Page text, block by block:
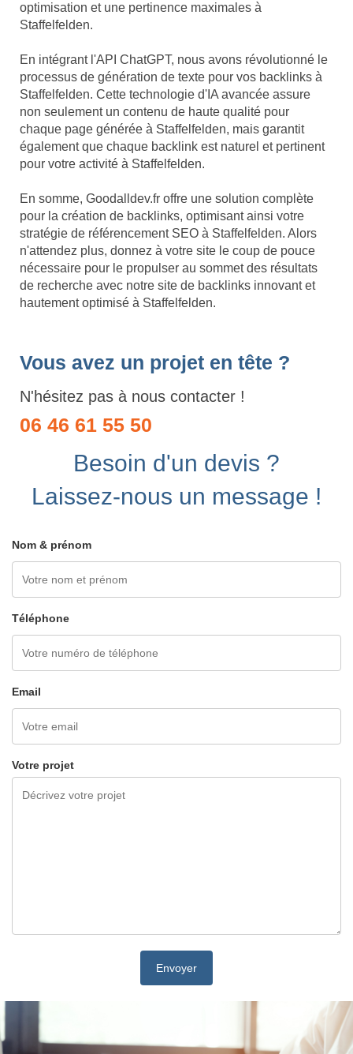
optimisation et une pertinence maximales à
Staffelfelden.
En intégrant l'API ChatGPT, nous avons révolutionné le
processus de génération de texte pour vos backlinks à
Staffelfelden. Cette technologie d'IA avancée assure
non seulement un contenu de haute qualité pour
chaque page générée à Staffelfelden, mais garantit
également que chaque backlink est naturel et pertinent
pour votre activité à Staffelfelden.
En somme, Goodalldev.fr offre une solution complète
pour la création de backlinks, optimisant ainsi votre
stratégie de référencement SEO à Staffelfelden. Alors
n'attendez plus, donnez à votre site le coup de pouce
nécessaire pour le propulser au sommet des résultats
de recherche avec notre site de backlinks innovant et
hautement optimisé à Staffelfelden.
Vous avez un projet en tête ?
N'hésitez pas à nous contacter !
06 46 61 55 50
Besoin d'un devis ?
Laissez-nous un message !
Nom & prénom
Téléphone
Email
Votre projet